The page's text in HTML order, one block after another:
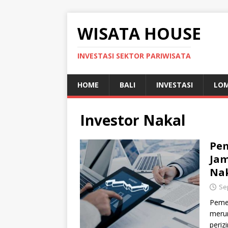
WISATA HOUSE
INVESTASI SEKTOR PARIWISATA
HOME BALI INVESTASI
Investor Nakal